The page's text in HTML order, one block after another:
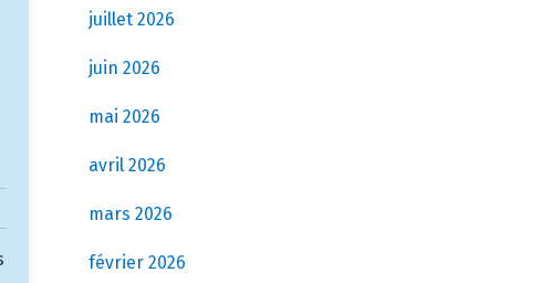
juillet 2026
juin 2026
mai 2026
avril 2026
mars 2026
février 2026